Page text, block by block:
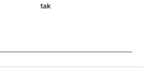
tak